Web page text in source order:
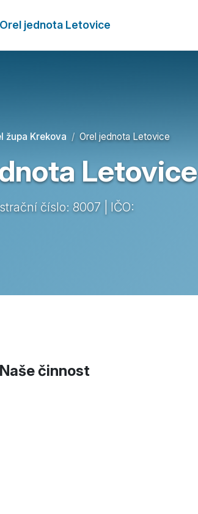
Orel jednota Letovice
župa Krekova Orel jednota Letovice
Letovice
číslo: 8007 | IČO:
Naše činnost